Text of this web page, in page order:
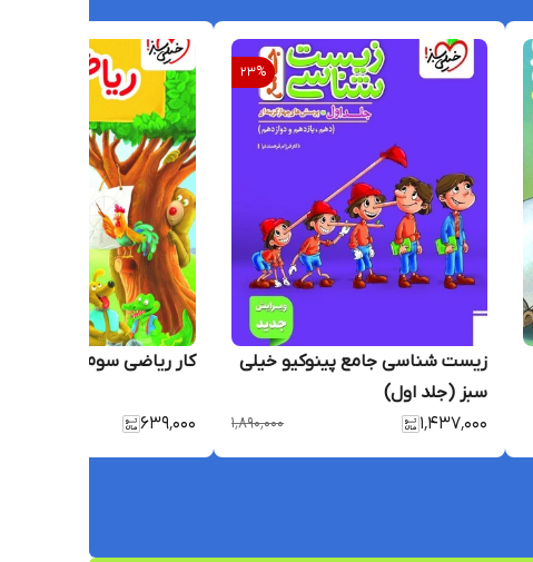
23%
زیست شناسی جامع پینوکیو خیلی
سبز (جلد اول)
۱٬۴۳۷٬۰۰۰
۱٬۸۹۰٬۰۰۰
کار ریاضی سوم ابتدایی
۶۳۹٬۰۰۰